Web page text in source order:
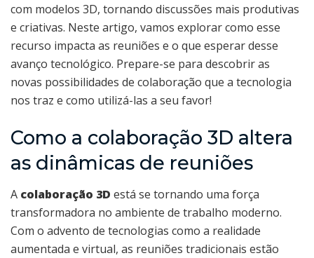
com modelos 3D, tornando discussões mais produtivas
e criativas. Neste artigo, vamos explorar como esse
recurso impacta as reuniões e o que esperar desse
avanço tecnológico. Prepare-se para descobrir as
novas possibilidades de colaboração que a tecnologia
nos traz e como utilizá-las a seu favor!
Como a colaboração 3D altera
as dinâmicas de reuniões
A colaboração 3D está se tornando uma força
transformadora no ambiente de trabalho moderno.
Com o advento de tecnologias como a realidade
aumentada e virtual, as reuniões tradicionais estão